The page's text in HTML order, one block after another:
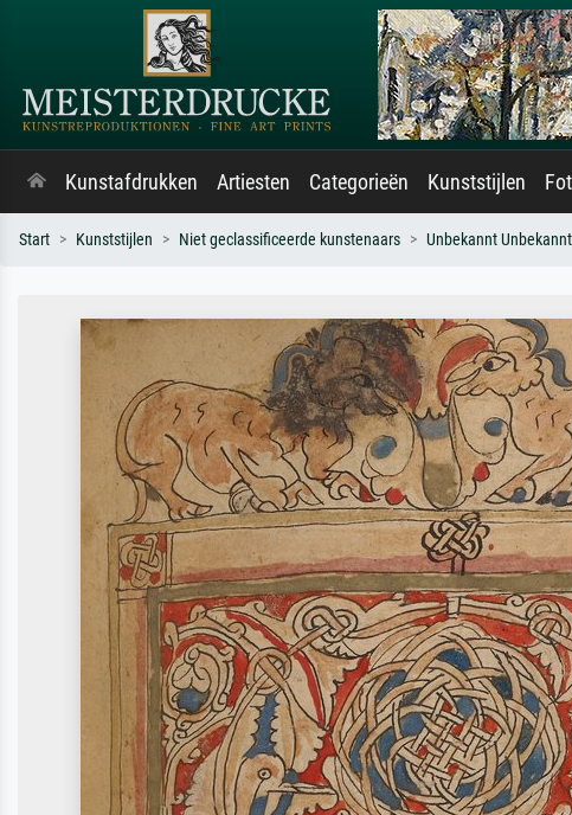
Kunstafdrukken Artiesten Categorieën Kunststijlen
Start Kunststijlen Niet geclassificeerde kunstenaars Unbekannt Unbekannt